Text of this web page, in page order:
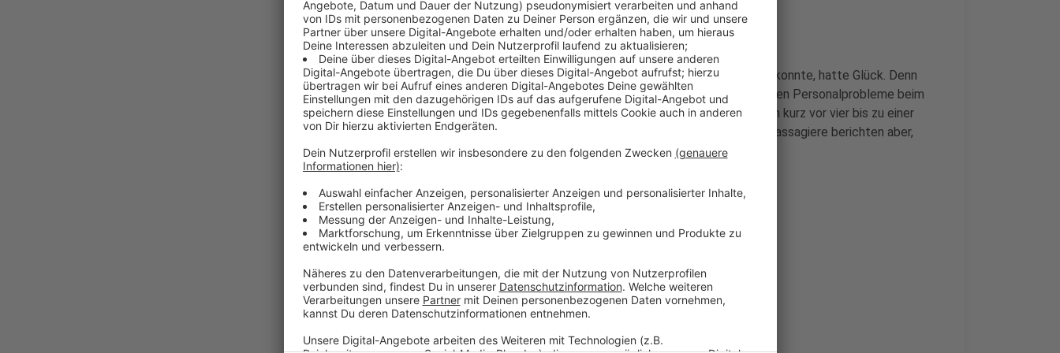
Anzeige
Wer zu diesem Zeitpunkt bereits durch die Sicherheitskontrollen konnte, hatte Glück. Denn
auch hier wurde es aufgrund des hohen Andrangs und der bekannten Personalprobleme beim
Dienstleister schnell voll. Am Flugsteig A betrug die Wartezeit um kurz vor vier bis zu einer
Viertelstunde, am Flugsteig B waren es schon über 20 Minuten. Passagiere berichten aber,
dass es nicht zu übermäßig langen Wartezeiten kam.
Weitere Infos und Links zum Thema
Flughafen Düsseldorf
Lange Schlangen am Düsseldorfer Flughafen erwartet